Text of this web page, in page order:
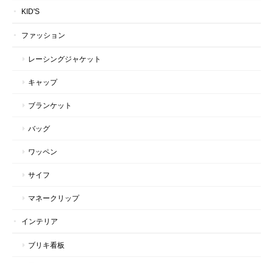
KID'S
ファッション
レーシングジャケット
キャップ
ブランケット
バッグ
ワッペン
サイフ
マネークリップ
インテリア
ブリキ看板